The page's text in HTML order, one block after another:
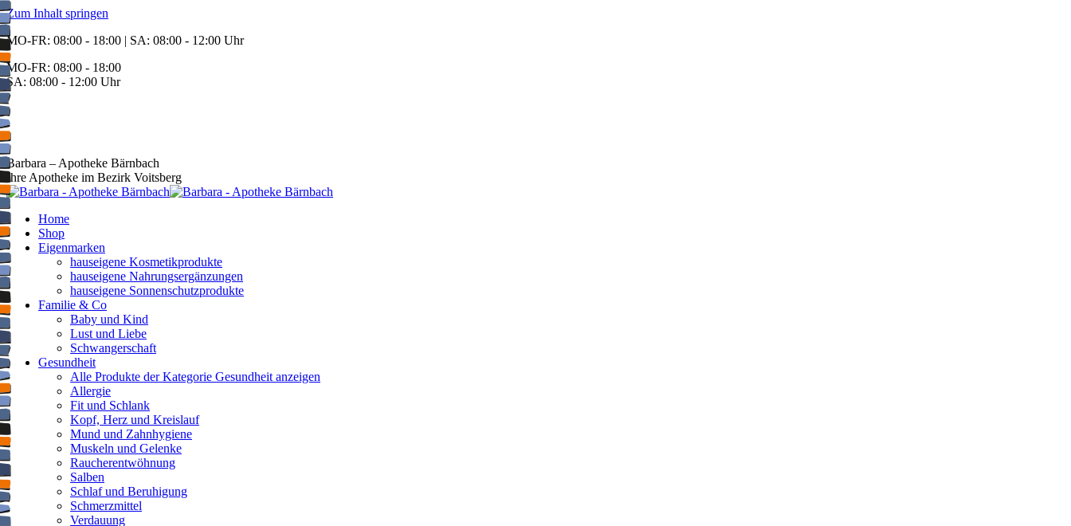
Zum Inhalt springen
MO-FR: 08:00 - 18:00 | SA: 08:00 - 12:00 Uhr
MO-FR: 08:00 - 18:00
SA: 08:00 - 12:00 Uhr
BEREITSCHAFT
+43 3142 62553
Barbara – Apotheke Bärnbach
Ihre Apotheke im Bezirk Voitsberg
Home
Shop
Eigenmarken
hauseigene Kosmetikprodukte
hauseigene Nahrungsergänzungen
hauseigene Sonnenschutzprodukte
Familie & Co
Baby und Kind
Lust und Liebe
Schwangerschaft
Gesundheit
Alle Produkte der Kategorie Gesundheit anzeigen
Allergie
Fit und Schlank
Kopf, Herz und Kreislauf
Mund und Zahnhygiene
Muskeln und Gelenke
Raucherentwöhnung
Salben
Schlaf und Beruhigung
Schmerzmittel
Verdauung